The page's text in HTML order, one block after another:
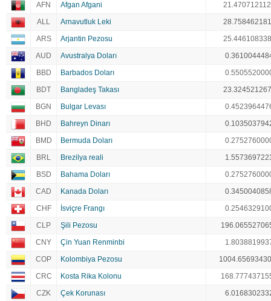
AFN
Afgan Afgani
ALL
Arnavutluk Leki
ARS
Arjantin Pezosu
AUD
Avustralya Doları
BBD
Barbados Doları
BDT
Bangladeş Takası
BGN
Bulgar Levası
BHD
Bahreyn Dinarı
BMD
Bermuda Doları
BRL
Brezilya reali
BSD
Bahama Doları
CAD
Kanada Doları
CHF
İsviçre Frangı
CLP
Şili Pezosu
CNY
Çin Yuan Renminbi
COP
Kolombiya Pezosu
CRC
Kosta Rika Kolonu
CZK
Çek Korunası